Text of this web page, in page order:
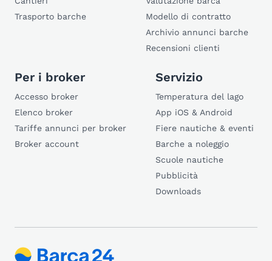
Trasporto barche
Modello di contratto
Archivio annunci barche
Recensioni clienti
Per i broker
Accesso broker
Elenco broker
Tariffe annunci per broker
Broker account
Servizio
Temperatura del lago
App iOS & Android
Fiere nautiche & eventi
Barche a noleggio
Scuole nautiche
Pubblicità
Downloads